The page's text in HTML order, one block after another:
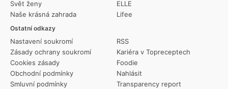
Svět ženy
Naše krásná zahrada
Ostatní odkazy
Nastavení soukromí
Zásady ochrany soukromí
Cookies zásady
Obchodní podmínky
Smluvní podmínky
RSS
Kariéra v Topreceptech
Foodie
Nahlásit
Transparency report
ELLE
Lifee